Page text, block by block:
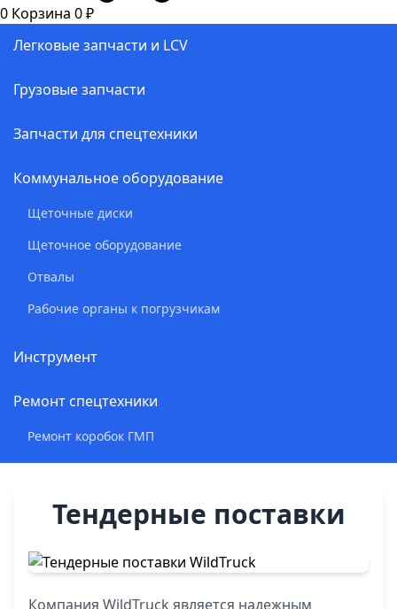
0 Корзина 0₽
Легковые запчасти и LCV
Грузовые запчасти
Запчасти для спецтехники
Коммунальное оборудование
Щеточные диски
Щеточное оборудование
Отвалы
Рабочие органы к погрузчикам
Инструмент
Ремонт спецтехники
Ремонт коробок ГМП
Тендерные поставки
Компания WildTruck является надежным